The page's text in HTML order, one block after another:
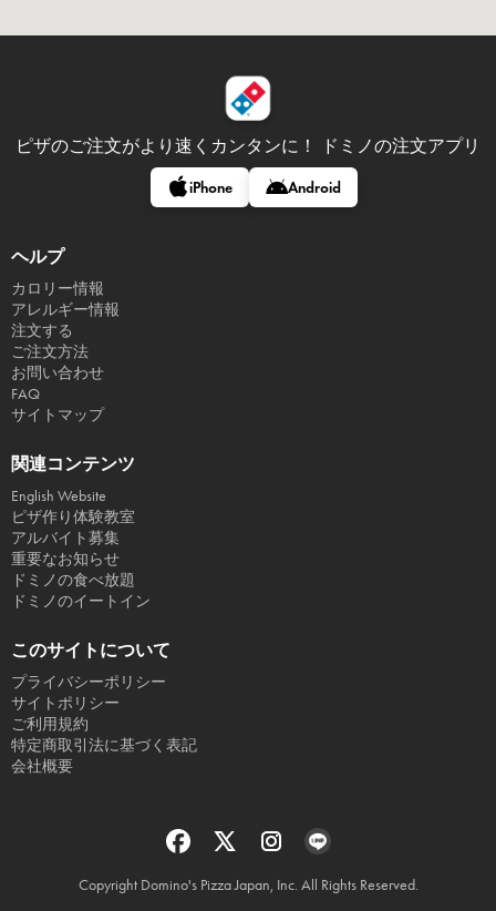
ピザのご注文がより速くカンタンに！ ドミノの注文アプリ
iPhone Android
ヘルプ
カロリー情報
アレルギー情報
注文する
ご注文方法
お問い合わせ
FAQ
サイトマップ
関連コンテンツ
English Website
ピザ作り体験教室
アルバイト募集
重要なお知らせ
ドミノの食べ放題
ドミノのイートイン
このサイトについて
プライバシーポリシー
サイトポリシー
ご利用規約
特定商取引法に基づく表記
会社概要
Copyright Domino's Pizza Japan, Inc. All Rights Reserved.